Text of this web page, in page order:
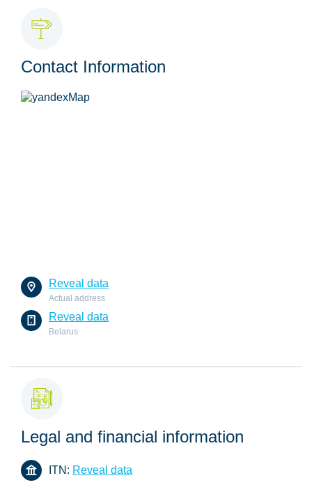
Contact Information
Reveal data
Actual address
Reveal data
Belarus
Legal and financial information
ITN: Reveal data